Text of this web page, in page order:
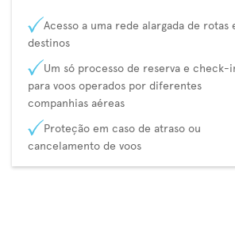
Acesso a uma rede alargada de rotas
destinos
Um só processo de reserva e check-
para voos operados por diferentes
companhias aéreas
Proteção em caso de atraso ou
cancelamento de voos